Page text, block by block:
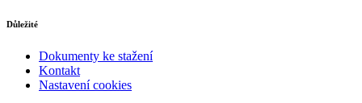
Důležité
Dokumenty ke stažení
Kontakt
Nastavení cookies